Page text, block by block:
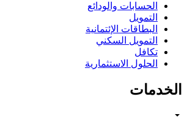
الحسابات والودائع
التمويل
البطاقات الإئتمانية
التمويل السكني
تكافل
الحلول الاستثمارية
الخدمات